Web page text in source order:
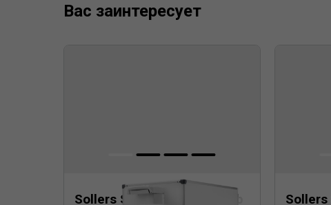
Вас заинтересует
Sollers SF5 Рефрижератор Sollers